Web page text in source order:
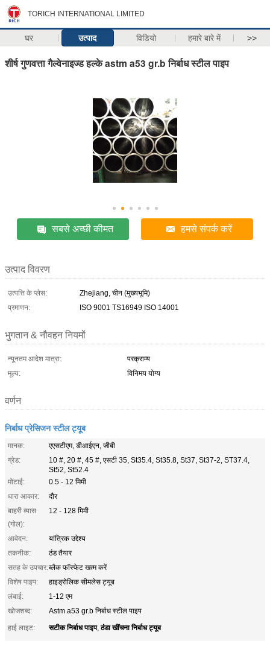
TORICH INTERNATIONAL LIMITED
घर उत्पाद विडियो हमारे बारे में >>
शीर्ष गुणवत्ता गैल्वेनाइज्ड हल्के astm a53 gr.b निर्बाध स्टील पाइप
सबसे अच्छी कीमत हमसे संपर्क करें
उत्पाद विवरण
उत्पत्ति के प्लेस:
Zhejiang, चीन (मुख्यभूमि)
प्रमाणन:
ISO 9001 TS16949 ISO 14001
भुगतान & नौवहन नियमों
न्यूनतम आदेश मात्रा:
परक्राम्य
मूल्य:
विनिमय योग्य
वर्णन
निर्बाध प्रेसिजन स्टील ट्यूब
मानक:
एएसटीएम, डीआईएन, जीबी
ग्रेड:
10 #, 20 #, 45 #, एसटी 35, St35.4, St35.8, St37, St37-2, ST37.4,
St52, St52.4
मोटाई:
0.5 - 12 मिमी
धारा आकार:
दौर
बाहरी व्यास
(गोल):
12 - 128 मिमी
आवेदन:
यांत्रिक उद्देश्य
तकनीक:
ठंड तैयार
सतह के उपचार:ब्लैक फॉस्फेट खत्म करें
विशेष पाइप:
हाइड्रोलिक सीमलेस ट्यूब
लंबाई:
1-12 एम
खोजशब्द:
Astm a53 gr.b निर्बाध स्टील पाइप
हाई लाइट:
सटीक निर्बाध पाइप,ठंडा खींचना निर्बाध ट्यूब